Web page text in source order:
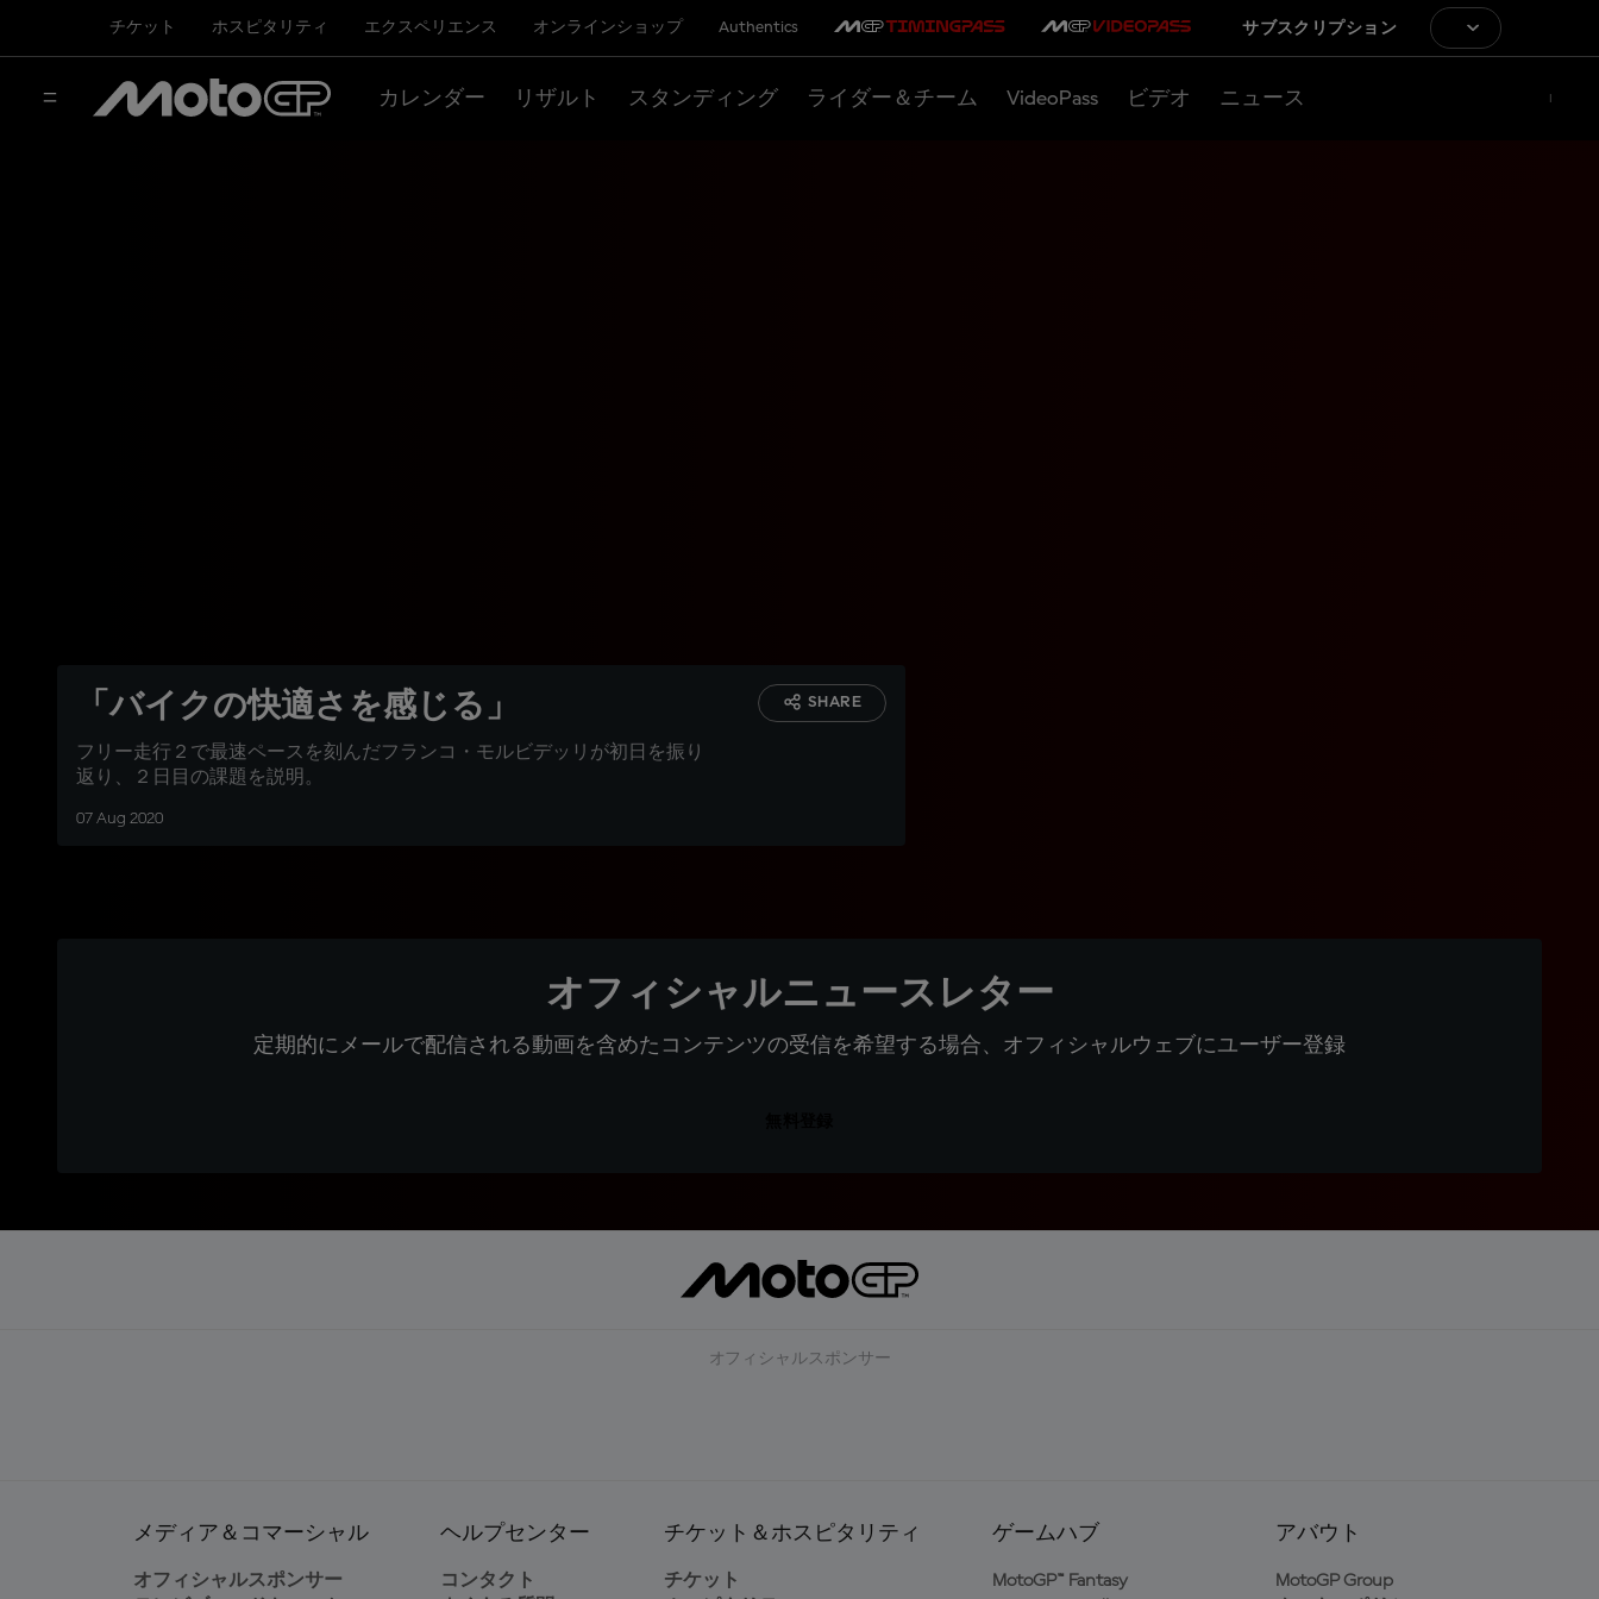
チケット ホスピタリティ エクスペリエンス オンラインショップ Authentics サブスクリプション
カレンダー リザルト スタンディング ライダー＆チーム VideoPass ビデオ ニュース
「バイクの快適さを感じる」
フリー走行２で最速ペースを刻んだフランコ・モルビデッリが初日を振り
返り、２日目の課題を説明。
07 Aug 2020
SHARE
オフィシャルニュースレター
定期的にメールで配信される動画を含めたコンテンツの受信を希望する場合、オフィシャルウェブにユーザー登録
オフィシャルスポンサー
メディア＆コマーシャル
オフィシャルスポンサー
ヘルプセンター
コンタクト
チケット＆ホスピタリティ
チケット
ゲームハブ
MotoGP™ Fantasy
アバウト
MotoGP Group